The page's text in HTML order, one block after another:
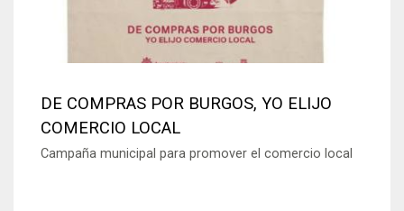
DE COMPRAS POR BURGOS, YO ELIJO
COMERCIO LOCAL
Campaña municipal para promover el comercio local